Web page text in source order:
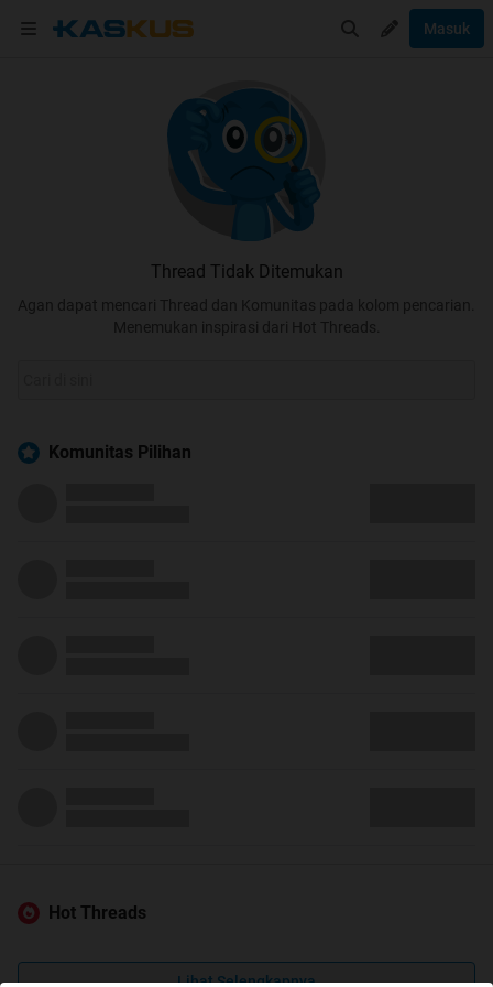
Masuk
Thread Tidak Ditemukan
Agan dapat mencari Thread dan Komunitas pada kolom pencarian.
Menemukan inspirasi dari Hot Threads.
Komunitas Pilihan
Hot Threads
Lihat Selengkapnya